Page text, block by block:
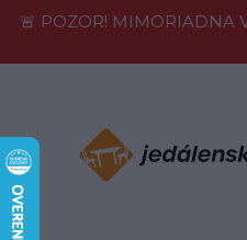
🚨 POZOR! MIMORIADNA